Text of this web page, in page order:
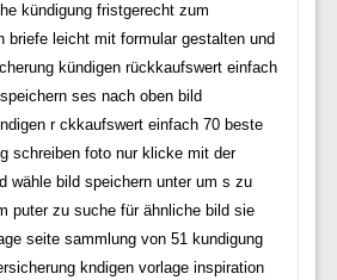
kündigung fristgerecht zum
briefe leicht mit formular gestalten und
kündigen rückkaufswert einfach
ses nach oben bild
r ckkaufswert einfach 70 beste
schreiben foto nur klicke mit der
wähle bild speichern unter um s zu
puter zu suche für ähnliche bild sie
seite sammlung von 51 kundigung
kndigen vorlage inspiration